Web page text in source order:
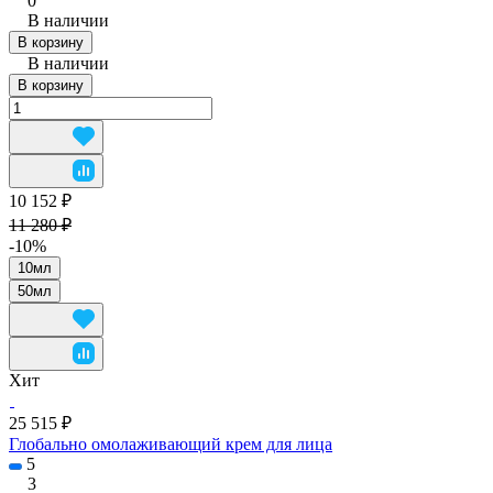
В наличии
В корзину
В наличии
В корзину
10 152 ₽
11 280 ₽
-10%
10мл
50мл
Хит
25 515 ₽
Глобально омолаживающий крем для лица
5
3